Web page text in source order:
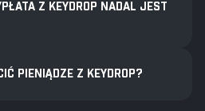
Z KEYDROP NADAL JEST
PIENIĄDZE Z KEYDROP?